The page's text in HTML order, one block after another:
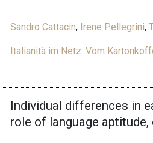
Sandro Cattacin, Irene Pellegrini,
Italianità im Netz: Vom
Individual differences in
role of language